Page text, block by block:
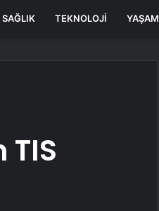
SAĞLIK TEKNOLOJI YAŞAM